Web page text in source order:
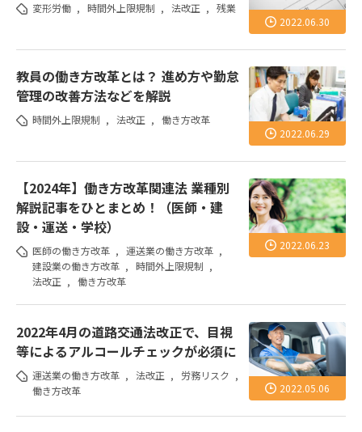
2022.06.30
変形労働 , 時間外上限規制 , 法改正 , 残業
2022.06.29
教員の働き方改革とは？ 進め方や勤怠
管理の改善方法などを解説
時間外上限規制 , 法改正 , 働き方改革
2022.06.23
【2024年】働き方改革関連法 業種別
解説記事をひとまとめ！（医師・建
設・運送・学校）
医師の働き方改革 , 運送業の働き方改革 ,
建設業の働き方改革 , 時間外上限規制 ,
法改正 , 働き方改革
2022.05.06
2022年4月の道路交通法改正で、目視
等によるアルコールチェックが必須に
運送業の働き方改革 , 法改正 , 労務リスク ,
働き方改革